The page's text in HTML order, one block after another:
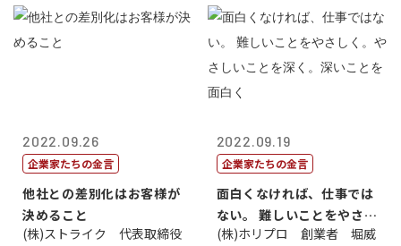
2022.09.26
企業家たちの金言
他社との差別化はお客様が
決めること
(株)ストライク 代表取締役
2022.09.19
企業家たちの金言
面白くなければ、仕事では
ない。 難しいことをやさし
く。やさし...
(株)ホリプロ 創業者 堀威